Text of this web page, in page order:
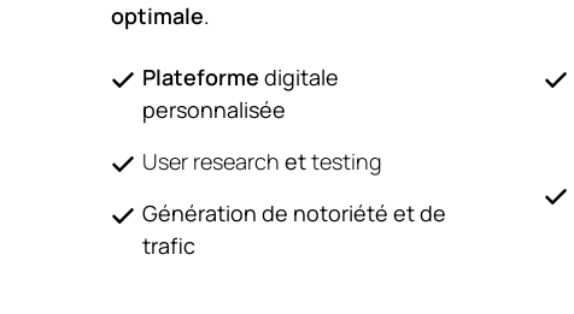
optimale.
Plateforme digitale
personnalisée
User research ettesting
Génération de notoriété et de
trafic